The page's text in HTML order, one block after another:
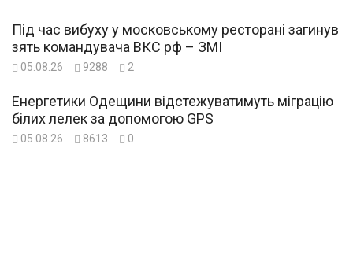
Під час вибуху у московському ресторані загинув
зять командувача ВКС рф – ЗМІ
05.08.26 9288 2
Енергетики Одещини відстежуватимуть міграцію
білих лелек за допомогою GPS
05.08.26 8613 0